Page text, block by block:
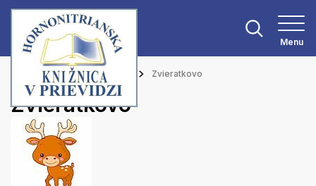
Menu
Hlavná stránka Podujatia Zvieratkovo
Zvieratkovo